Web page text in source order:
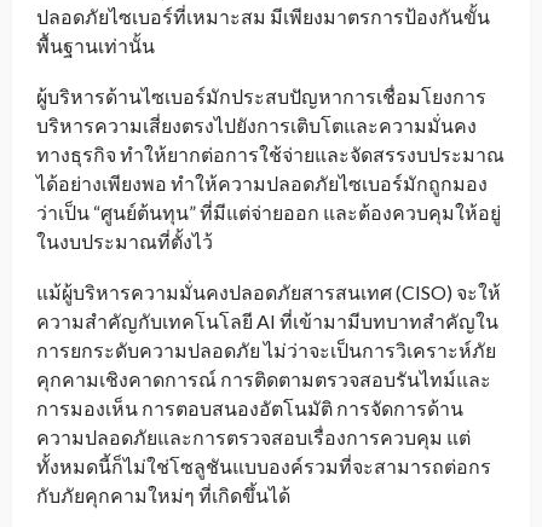
ปลอดภัยไซเบอร์ที่เหมาะสม มีเพียงมาตรการป้องกันขั้น
พื้นฐานเท่านั้น
ผู้บริหารด้านไซเบอร์มักประสบปัญหาการเชื่อมโยงการ
บริหารความเสี่ยงตรงไปยังการเติบโตและความมั่นคง
ทางธุรกิจ ทำให้ยากต่อการใช้จ่ายและจัดสรรงบประมาณ
ได้อย่างเพียงพอ ทำให้ความปลอดภัยไซเบอร์มักถูกมอง
ว่าเป็น “ศูนย์ต้นทุน” ที่มีแต่จ่ายออก และต้องควบคุมให้อยู่
ในงบประมาณที่ตั้งไว้
แม้ผู้บริหารความมั่นคงปลอดภัยสารสนเทศ (CISO) จะให้
ความสำคัญกับเทคโนโลยี AI ที่เข้ามามีบทบาทสำคัญใน
การยกระดับความปลอดภัย ไม่ว่าจะเป็นการวิเคราะห์ภัย
คุกคามเชิงคาดการณ์ การติดตามตรวจสอบรันไทม์และ
การมองเห็น การตอบสนองอัตโนมัติ การจัดการด้าน
ความปลอดภัยและการตรวจสอบเรื่องการควบคุม แต่
ทั้งหมดนี้ก็ไม่ใช่โซลูชันแบบองค์รวมที่จะสามารถต่อกร
กับภัยคุกคามใหม่ๆ ที่เกิดขึ้นได้